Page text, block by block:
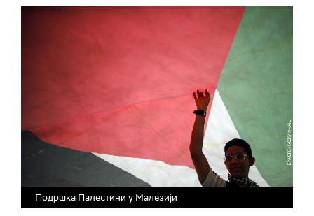
Подршка Палестини у Малезији